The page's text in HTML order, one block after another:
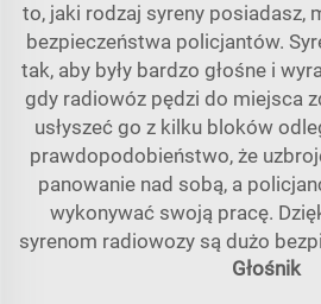
to, jaki rodzaj syreny posiadasz,
bezpieczeństwa policjantów.
tak, aby były bardzo głośne i
gdy radiowóz pędzi do miejsca
usłyszeć go z kilku bloków
prawdopodobieństwo, że
panowanie nad sobą, a
wykonywać swoją pracę.
syrenom radiowozy są dużo
Głośnik